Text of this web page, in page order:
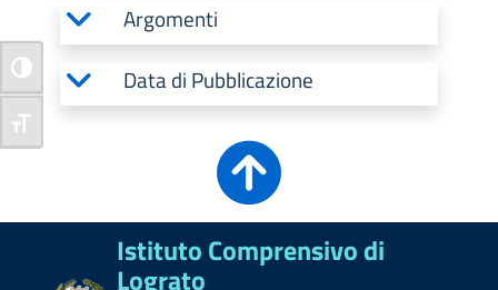
Attiva/disattiva alto contrasto
Attiva/disattiva dimensione testo
Argomenti
Data di Pubblicazione
Istituto Comprensivo di
Lograto